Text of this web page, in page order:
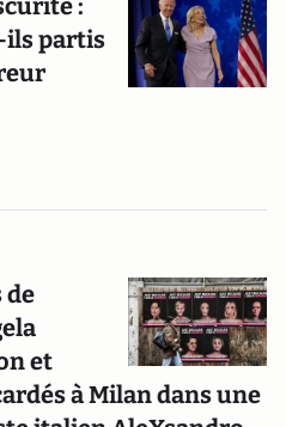
:
ils partis
de
et
à Milan dans une